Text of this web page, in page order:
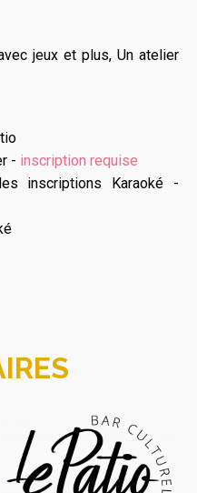
jeux et plus, Un atelier
- inscription requise
inscriptions Karaoké -